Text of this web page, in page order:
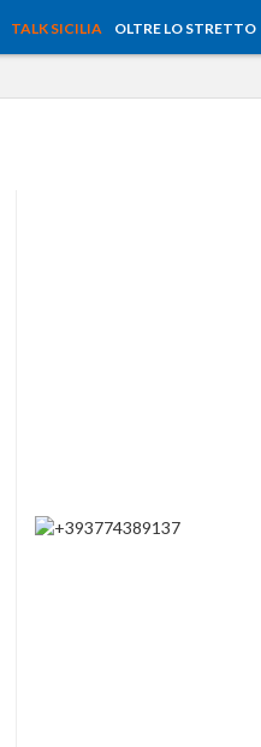
TALK SICILIA OLTRE LO STRETTO